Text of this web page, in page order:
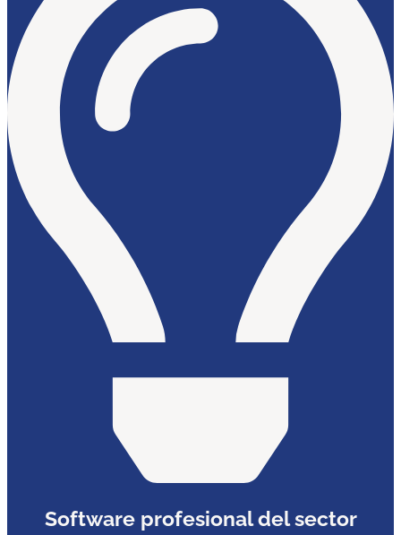
Software profesional del sector